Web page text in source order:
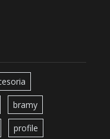
bramy
profile